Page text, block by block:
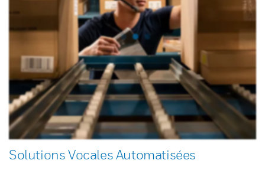
Solutions Vocales Automatisées